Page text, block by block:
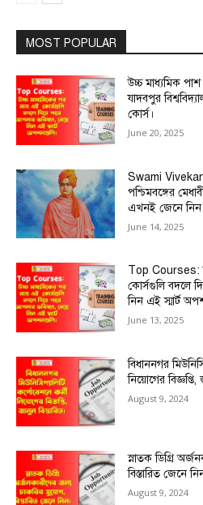
MOST POPULAR
উচ্চ মাধ্যমিক
যাদবপুর
কোর্স।
June 20, 2025
Swami
পশ্চিমবঙ্গের
এখনই জেনে নিন
June 14, 2025
Top Courses:
কোর্সগুলি বদলে
নিন এই স্মার্ট
June 13, 2025
বিধাননগর
নিয়োগের বিজ্ঞপ্তি,
August 9, 2024
স্নাতক ডিগ্রি
বিস্তারিত জেনে
August 9, 2024